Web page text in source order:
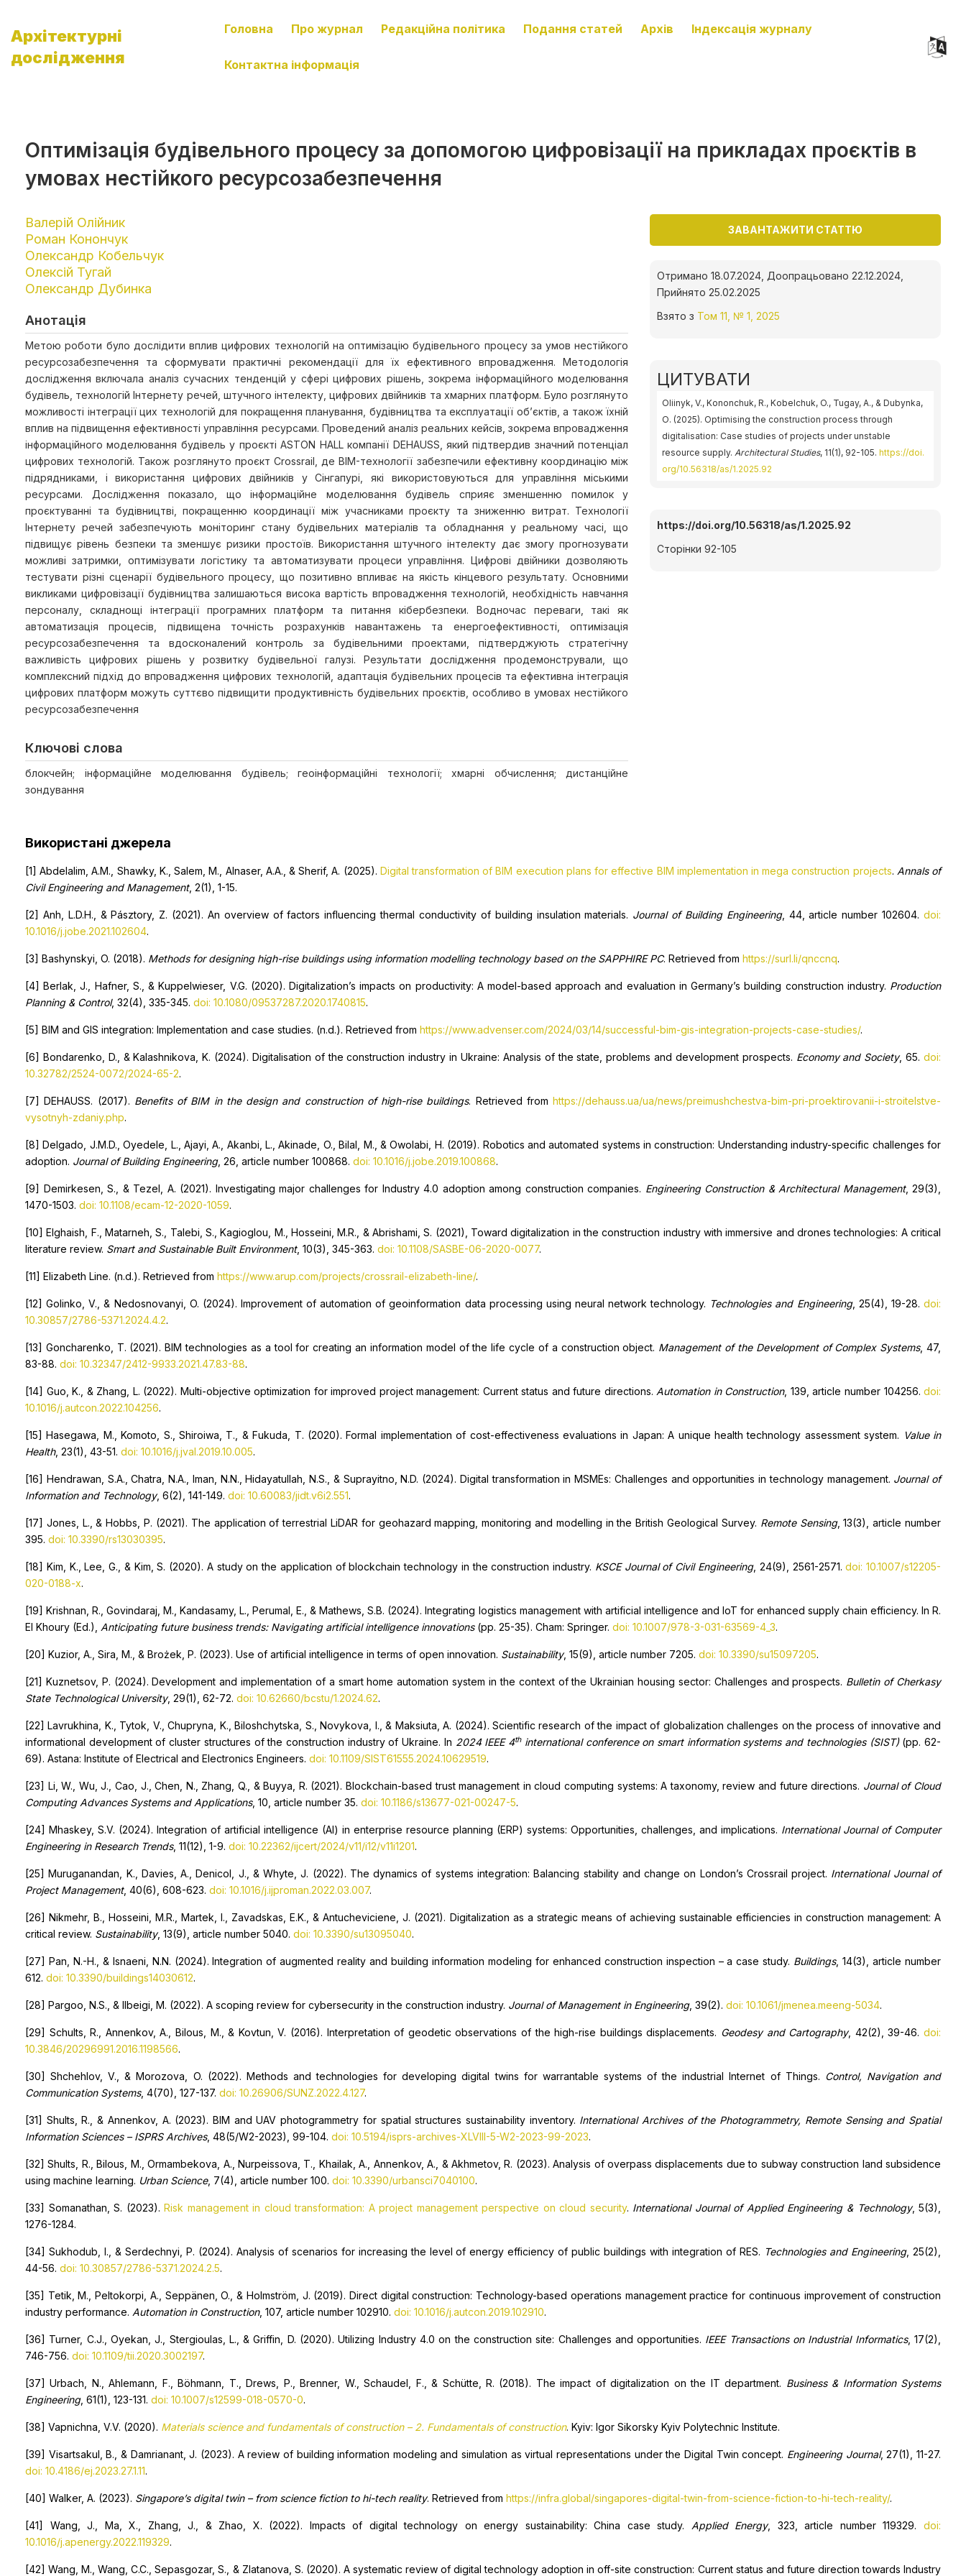
Архітектурні
дослідження
Головна Про журнал Редакційна політика Подання статей Архів Індексація журналу
Контактна інформація
Оптимізація будівельного процесу за допомогою цифровізації на прикладах проєктів в
умовах нестійкого ресурсозабезпечення
Валерій Олійник
Роман Конончук
Олександр Кобельчук
Олексій Тугай
Олександр Дубинка
Анотація
Метою роботи було дослідити вплив цифрових технологій на оптимізацію будівельного процесу за умов нестійкого
ресурсозабезпечення та сформувати практичні рекомендації для їх ефективного впровадження. Методологія
дослідження включала аналіз сучасних тенденцій у сфері цифрових рішень, зокрема інформаційного моделювання
будівель, технологій Інтернету речей, штучного інтелекту, цифрових двійників та хмарних платформ. Було розглянуто
можливості інтеграції цих технологій для покращення планування, будівництва та експлуатації об’єктів, а також їхній
вплив на підвищення ефективності управління ресурсами. Проведений аналіз реальних кейсів, зокрема впровадження
інформаційного моделювання будівель у проєкті ASTON HALL компанії DEHAUSS, який підтвердив значний потенціал
цифрових технологій. Також розглянуто проєкт Crossrail, де BIM-технології забезпечили ефективну координацію між
підрядниками, і використання цифрових двійників у Сінгапурі, які використовуються для управління міськими
ресурсами. Дослідження показало, що інформаційне моделювання будівель сприяє зменшенню помилок у
проєктуванні та будівництві, покращенню координації між учасниками проєкту та зниженню витрат. Технології
Інтернету речей забезпечують моніторинг стану будівельних матеріалів та обладнання у реальному часі, що
підвищує рівень безпеки та зменшує ризики простоїв. Використання штучного інтелекту дає змогу прогнозувати
можливі затримки, оптимізувати логістику та автоматизувати процеси управління. Цифрові двійники дозволяють
тестувати різні сценарії будівельного процесу, що позитивно впливає на якість кінцевого результату. Основними
викликами цифровізації будівництва залишаються висока вартість впровадження технологій, необхідність навчання
персоналу, складнощі інтеграції програмних платформ та питання кібербезпеки. Водночас переваги, такі як
автоматизація процесів, підвищена точність розрахунків навантажень та енергоефективності, оптимізація
ресурсозабезпечення та вдосконалений контроль за будівельними проектами, підтверджують стратегічну
важливість цифрових рішень у розвитку будівельної галузі. Результати дослідження продемонстрували, що
комплексний підхід до впровадження цифрових технологій, адаптація будівельних процесів та ефективна інтеграція
цифрових платформ можуть суттєво підвищити продуктивність будівельних проєктів, особливо в умовах нестійкого
ресурсозабезпечення
Ключові слова
блокчейн; інформаційне моделювання будівель; геоінформаційні технології; хмарні обчислення; дистанційне
зондування
ЗАВАНТАЖИТИ СТАТТЮ
Отримано 18.07.2024, Доопрацьовано 22.12.2024,
Прийнято 25.02.2025
Взято з Том 11, № 1, 2025
ЦИТУВАТИ
Oliinyk, V., Kononchuk, R., Kobelchuk, O., Tugay, A., & Dubynka,
О. (2025). Optimising the construction process through
digitalisation: Case studies of projects under unstable
resource supply.Architectural Studies, 11(1), 92-105.https://doi.
org/10.56318/as/1.2025.92
https://doi.org/10.56318/as/1.2025.92
Сторінки 92-105
Використані джерела
[1] Abdelalim, A.M., Shawky, K., Salem, M., Alnaser, A.A., & Sherif, A. (2025). Digital transformation of BIM execution plans for effective BIM implementation in mega construction projects. Annals of
Civil Engineering and Management, 2(1), 1-15.
[2] Anh, L.D.H., & Pásztory, Z. (2021). An overview of factors influencing thermal conductivity of building insulation materials. Journal of Building Engineering, 44, article number 102604.doi:
10.1016/j.jobe.2021.102604.
[3] Bashynskyi, O. (2018). Methods for designing high-rise buildings using information modelling technology based on the SAPPHIRE PC. Retrieved from https://surl.li/qnccnq.
[4] Berlak, J., Hafner, S., & Kuppelwieser, V.G. (2020). Digitalization’s impacts on productivity: A model-based approach and evaluation in Germany’s building construction industry. Production
Planning & Control, 32(4), 335-345. doi: 10.1080/09537287.2020.1740815.
[5] BIM and GIS integration: Implementation and case studies. (n.d.). Retrieved from https://www.advenser.com/2024/03/14/successful-bim-gis-integration-projects-case-studies/.
[6] Bondarenko, D., & Kalashnikova, K. (2024). Digitalisation of the construction industry in Ukraine: Analysis of the state, problems and development prospects. Economy and Society, 65.doi:
10.32782/2524-0072/2024-65-2.
[7] DEHAUSS. (2017). Benefits of BIM in the design and construction of high-rise buildings. Retrieved from https://dehauss.ua/ua/news/preimushchestva-bim-pri-proektirovanii-i-stroitelstve-
vysotnyh-zdaniy.php.
[8] Delgado, J.M.D., Oyedele, L., Ajayi, A., Akanbi, L., Akinade, O., Bilal, M., & Owolabi, H. (2019). Robotics and automated systems in construction: Understanding industry-specific challenges for
adoption. Journal of Building Engineering, 26, article number 100868. doi: 10.1016/j.jobe.2019.100868.
[9] Demirkesen, S., & Tezel, A. (2021). Investigating major challenges for Industry 4.0 adoption among construction companies. Engineering Construction & Architectural Management, 29(3),
1470-1503. doi: 10.1108/ecam-12-2020-1059.
[10] Elghaish, F., Matarneh, S., Talebi, S., Kagioglou, M., Hosseini, M.R., & Abrishami, S. (2021), Toward digitalization in the construction industry with immersive and drones technologies: A critical
literature review. Smart and Sustainable Built Environment, 10(3), 345-363. doi: 10.1108/SASBE-06-2020-0077.
[11] Elizabeth Line. (n.d.). Retrieved from https://www.arup.com/projects/crossrail-elizabeth-line/.
[12] Golinko, V., & Nedosnovanyi, O. (2024). Improvement of automation of geoinformation data processing using neural network technology. Technologies and Engineering, 25(4), 19-28.doi:
10.30857/2786-5371.2024.4.2.
[13] Goncharenko, T. (2021). BIM technologies as a tool for creating an information model of the life cycle of a construction object. Management of the Development of Complex Systems, 47,
83-88. doi: 10.32347/2412-9933.2021.47.83-88.
[14] Guo, K., & Zhang, L. (2022). Multi-objective optimization for improved project management: Current status and future directions. Automation in Construction, 139, article number 104256.doi:
10.1016/j.autcon.2022.104256.
[15] Hasegawa, M., Komoto, S., Shiroiwa, T., & Fukuda, T. (2020). Formal implementation of cost-effectiveness evaluations in Japan: A unique health technology assessment system. Value in
Health, 23(1), 43-51. doi: 10.1016/j.jval.2019.10.005.
[16] Hendrawan, S.A., Chatra, N.A., Iman, N.N., Hidayatullah, N.S., & Suprayitno, N.D. (2024). Digital transformation in MSMEs: Challenges and opportunities in technology management. Journal of
Information and Technology, 6(2), 141-149. doi: 10.60083/jidt.v6i2.551.
[17] Jones, L., & Hobbs, P. (2021). The application of terrestrial LiDAR for geohazard mapping, monitoring and modelling in the British Geological Survey. Remote Sensing, 13(3), article number
395. doi: 10.3390/rs13030395.
[18] Kim, K., Lee, G., & Kim, S. (2020). A study on the application of blockchain technology in the construction industry. KSCE Journal of Civil Engineering, 24(9), 2561-2571.doi: 10.1007/s12205-
020-0188-x.
[19] Krishnan, R., Govindaraj, M., Kandasamy, L., Perumal, E., & Mathews, S.B. (2024). Integrating logistics management with artificial intelligence and IoT for enhanced supply chain efficiency. In R.
El Khoury (Ed.), Anticipating future business trends: Navigating artificial intelligence innovations(pp. 25-35). Cham: Springer. doi: 10.1007/978-3-031-63569-4_3.
[20] Kuzior, A., Sira, M., & Brożek, P. (2023). Use of artificial intelligence in terms of open innovation. Sustainability, 15(9), article number 7205. doi: 10.3390/su15097205.
[21] Kuznetsov, P. (2024). Development and implementation of a smart home automation system in the context of the Ukrainian housing sector: Challenges and prospects. Bulletin of Cherkasy
State Technological University, 29(1), 62-72. doi: 10.62660/bcstu/1.2024.62.
[22] Lavrukhina, K., Tytok, V., Chupryna, K., Biloshchytska, S., Novykova, I., & Maksiuta, A. (2024). Scientific research of the impact of globalization challenges on the process of innovative and
informational development of cluster structures of the construction industry of Ukraine. In 2024 IEEE 4thinternational conference on smart information systems and technologies (SIST)(pp. 62-
69). Astana: Institute of Electrical and Electronics Engineers. doi: 10.1109/SIST61555.2024.10629519.
[23] Li, W., Wu, J., Cao, J., Chen, N., Zhang, Q., & Buyya, R. (2021). Blockchain-based trust management in cloud computing systems: A taxonomy, review and future directions. Journal of Cloud
Computing Advances Systems and Applications, 10, article number 35. doi: 10.1186/s13677-021-00247-5.
[24] Mhaskey, S.V. (2024). Integration of artificial intelligence (AI) in enterprise resource planning (ERP) systems: Opportunities, challenges, and implications. International Journal of Computer
Engineering in Research Trends, 11(12), 1-9. doi: 10.22362/ijcert/2024/v11/i12/v11i1201.
[25] Muruganandan, K., Davies, A., Denicol, J., & Whyte, J. (2022). The dynamics of systems integration: Balancing stability and change on London’s Crossrail project. International Journal of
Project Management, 40(6), 608-623. doi: 10.1016/j.ijproman.2022.03.007.
[26] Nikmehr, B., Hosseini, M.R., Martek, I., Zavadskas, E.K., & Antucheviciene, J. (2021). Digitalization as a strategic means of achieving sustainable efficiencies in construction management: A
critical review. Sustainability, 13(9), article number 5040. doi: 10.3390/su13095040.
[27] Pan, N.-H., & Isnaeni, N.N. (2024). Integration of augmented reality and building information modeling for enhanced construction inspection – a case study. Buildings, 14(3), article number
612. doi: 10.3390/buildings14030612.
[28] Pargoo, N.S., & Ilbeigi, M. (2022). A scoping review for cybersecurity in the construction industry. Journal of Management in Engineering, 39(2). doi: 10.1061/jmenea.meeng-5034.
[29] Schults, R., Annenkov, A., Bilous, M., & Kovtun, V. (2016). Interpretation of geodetic observations of the high-rise buildings displacements. Geodesy and Cartography, 42(2), 39-46.doi:
10.3846/20296991.2016.1198566.
[30] Shchehlov, V., & Morozova, O. (2022). Methods and technologies for developing digital twins for warrantable systems of the industrial Internet of Things. Control, Navigation and
Communication Systems, 4(70), 127-137. doi: 10.26906/SUNZ.2022.4.127.
[31] Shults, R., & Annenkov, A. (2023). BIM and UAV photogrammetry for spatial structures sustainability inventory. International Archives of the Photogrammetry, Remote Sensing and Spatial
Information Sciences – ISPRS Archives, 48(5/W2-2023), 99-104. doi: 10.5194/isprs-archives-XLVIII-5-W2-2023-99-2023.
[32] Shults, R., Bilous, M., Ormambekova, A., Nurpeissova, T., Khailak, A., Annenkov, A., & Akhmetov, R. (2023). Analysis of overpass displacements due to subway construction land subsidence
using machine learning. Urban Science, 7(4), article number 100. doi: 10.3390/urbansci7040100.
[33] Somanathan, S. (2023).Risk management in cloud transformation: A project management perspective on cloud security. International Journal of Applied Engineering & Technology, 5(3),
1276-1284.
[34] Sukhodub, I., & Serdechnyi, P. (2024). Analysis of scenarios for increasing the level of energy efficiency of public buildings with integration of RES. Technologies and Engineering, 25(2),
44-56. doi: 10.30857/2786-5371.2024.2.5.
[35] Tetik, M., Peltokorpi, A., Seppänen, O., & Holmström, J. (2019). Direct digital construction: Technology-based operations management practice for continuous improvement of construction
industry performance. Automation in Construction, 107, article number 102910. doi: 10.1016/j.autcon.2019.102910.
[36] Turner, C.J., Oyekan, J., Stergioulas, L., & Griffin, D. (2020). Utilizing Industry 4.0 on the construction site: Challenges and opportunities. IEEE Transactions on Industrial Informatics, 17(2),
746-756. doi: 10.1109/tii.2020.3002197.
[37] Urbach, N., Ahlemann, F., Böhmann, T., Drews, P., Brenner, W., Schaudel, F., & Schütte, R. (2018). The impact of digitalization on the IT department. Business & Information Systems
Engineering, 61(1), 123-131. doi: 10.1007/s12599-018-0570-0.
[38] Vapnichna, V.V. (2020). Materials science and fundamentals of construction – 2. Fundamentals of construction. Kyiv: Igor Sikorsky Kyiv Polytechnic Institute.
[39] Visartsakul, B., & Damrianant, J. (2023). A review of building information modeling and simulation as virtual representations under the Digital Twin concept. Engineering Journal, 27(1), 11-27.
doi: 10.4186/ej.2023.27.1.11.
[40] Walker, A. (2023). Singapore’s digital twin – from science fiction to hi-tech reality. Retrieved from https://infra.global/singapores-digital-twin-from-science-fiction-to-hi-tech-reality/.
[41] Wang, J., Ma, X., Zhang, J., & Zhao, X. (2022). Impacts of digital technology on energy sustainability: China case study. Applied Energy, 323, article number 119329.doi:
10.1016/j.apenergy.2022.119329.
[42] Wang, M., Wang, C.C., Sepasgozar, S., & Zlatanova, S. (2020). A systematic review of digital technology adoption in off-site construction: Current status and future direction towards Industry